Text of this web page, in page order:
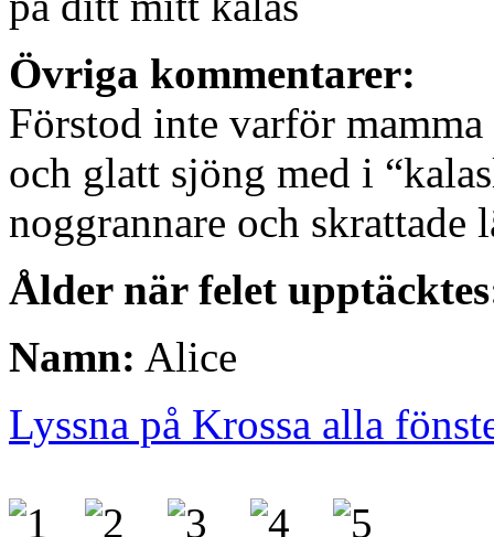
Övriga kommentarer:
Förstod inte varför
och glatt sjöng med i
noggrannare och skrattade
Ålder när felet
Namn: Alice
Lyssna på Krossa alla